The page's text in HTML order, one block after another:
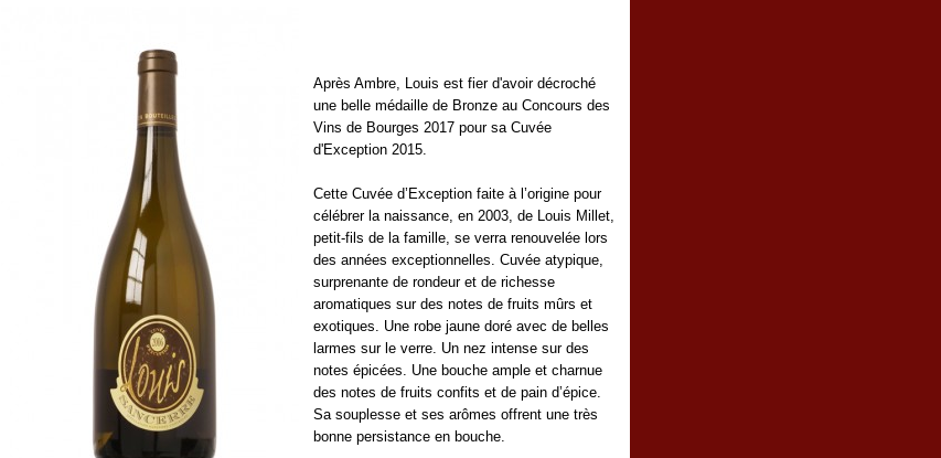
Après Ambre, Louis est fier d'avoir décroché
une belle médaille de Bronze au Concours des
Vins de Bourges 2017 pour sa Cuvée
d'Exception 2015.
Cette Cuvée d’Exception faite à l’origine pour
célébrer la naissance, en 2003, de Louis Millet,
petit-fils de la famille, se verra renouvelée lors
des années exceptionnelles. Cuvée atypique,
surprenante de rondeur et de richesse
aromatiques sur des notes de fruits mûrs et
exotiques. Une robe jaune doré avec de belles
larmes sur le verre. Un nez intense sur des
notes épicées. Une bouche ample et charnue
des notes de fruits confits et de pain d’épice.
Sa souplesse et ses arômes offrent une très
bonne persistance en bouche.